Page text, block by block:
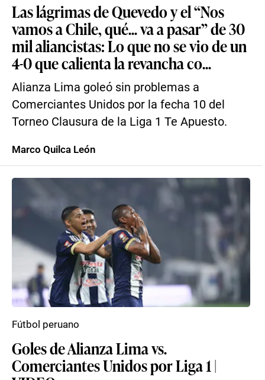
Las lágrimas de Quevedo y el “Nos
vamos a Chile, qué... va a pasar” de 30
mil aliancistas: Lo que no se vio de un
4-0 que calienta la revancha co...
Alianza Lima goleó sin problemas a
Comerciantes Unidos por la fecha 10 del
Torneo Clausura de la Liga 1 Te Apuesto.
Marco Quilca León
Goles de Alianza Lima vs.
Comerciantes Unidos por Liga 1 |
Fútbol peruano